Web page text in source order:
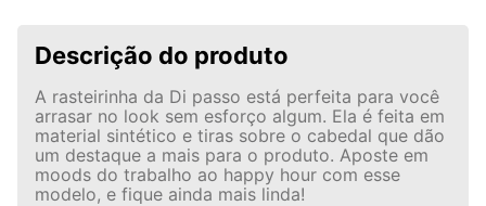
Descrição do produto
A rasteirinha da Di passo está perfeita para você
arrasar no look sem esforço algum. Ela é feita em
material sintético e tiras sobre o cabedal que dão
um destaque a mais para o produto. Aposte em
moods do trabalho ao happy hour com esse
modelo, e fique ainda mais linda!